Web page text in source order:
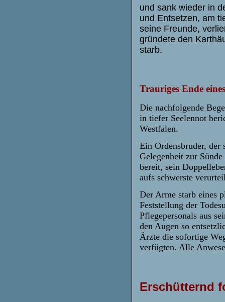
und sank wieder in
und Entsetzen, am
seine Freunde,
gründete den
starb.
Trauriges Ende
Die nachfolgende
in tiefer Seelennot
Westfalen.
Ein Ordensbruder,
Gelegenheit zur
bereit, sein
aufs schwerste
Der Arme starb eines
Feststellung der
Pflegepersonals aus
den Augen so
Ärzte die sofortige
verfügten. Alle
Erschütternd